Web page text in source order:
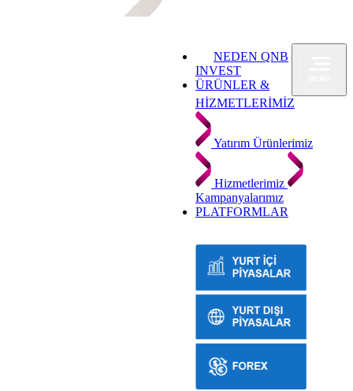
NEDEN QNB
INVEST
ÜRÜNLER &
HİZMETLERİMİZ
Yatırım Ürünlerimiz
Hizmetlerimiz
Kampanyalarımız
PLATFORMLAR